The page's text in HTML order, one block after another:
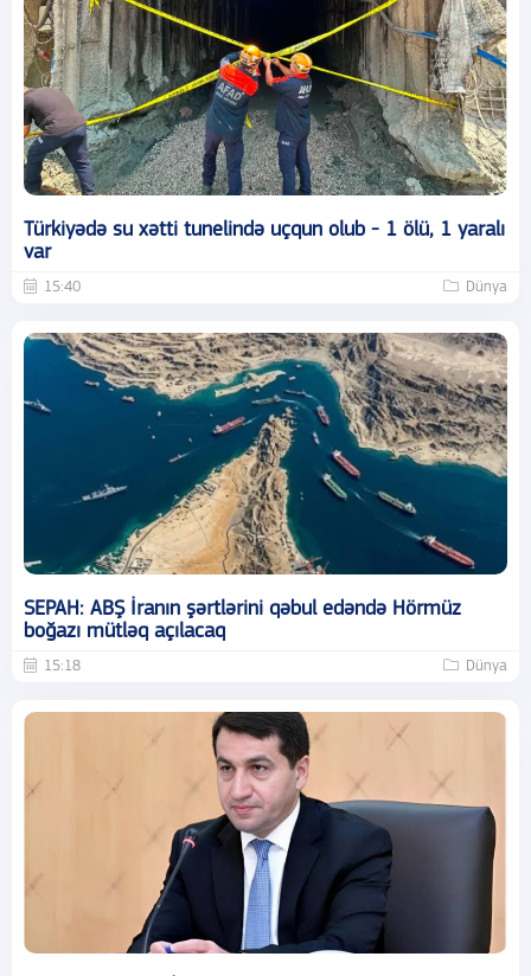
Türkiyədə su xətti tunelində uçqun olub - 1 ölü, 1 yaralı
var
15:40 Dünya
SEPAH: ABŞ İranın şərtlərini qəbul edəndə Hörmüz
boğazı mütləq açılacaq
15:18 Dünya